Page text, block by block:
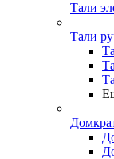
Тали
Тали